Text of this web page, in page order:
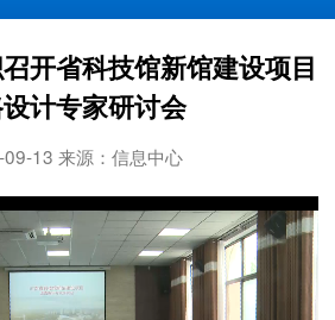
开省科技馆新馆建设项目
计专家研讨会
13 来源：信息中心